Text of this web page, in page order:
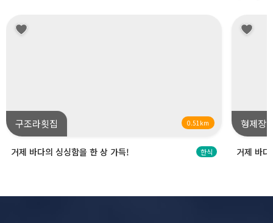
구조라횟집 0.51km
거제 바다의 싱싱함을 한 상 가득! 한식
형제장
거제 바